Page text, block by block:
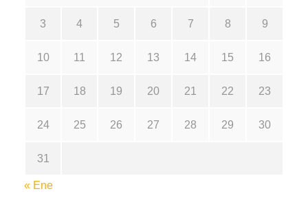
3 4 5 6 7 8 9
10 11 12 13 14 15 16
17 18 19 20 21 22 23
24 25 26 27 28 29 30
31
« Ene